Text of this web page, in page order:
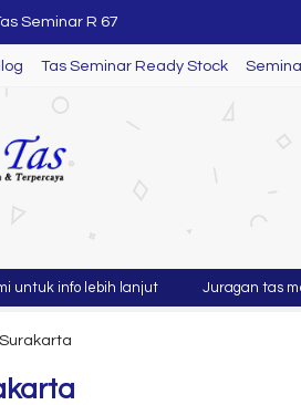
Seminar R 46
Seminar SL 26
Tas Seminar R 68
Paket Seminar Kit
Tas Seminar R 06
Seminar R 66
Tas Seminar R 67
Tas Seminar Ready Stock
info lebih lanjut Juragan tas